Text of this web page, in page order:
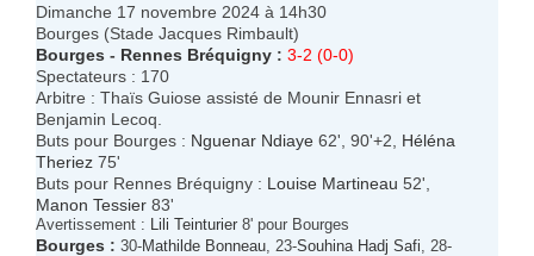
Dimanche 17 novembre 2024 à 14h30
Bourges (Stade Jacques Rimbault)
Bourges - Rennes Bréquigny : 3-2 (0-0)
Spectateurs : 170
Arbitre : Thaïs Guiose assisté de Mounir Ennasri et
Benjamin Lecoq.
Buts pour Bourges : Nguenar Ndiaye 62', 90'+2, Héléna
Theriez 75'
Buts pour Rennes Bréquigny : Louise Martineau 52',
Manon Tessier 83'
Avertissement : Lili Teinturier 8' pour Bourges
Bourges : 30-Mathilde Bonneau , 23-Souhina Hadj Safi , 28-